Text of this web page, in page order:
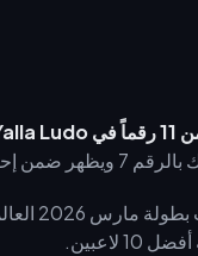
الشخصي.